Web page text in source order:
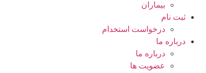
بيماران
ثبت نام
درخواست استخدام
درباره ما
درباره ما
عضویت ها